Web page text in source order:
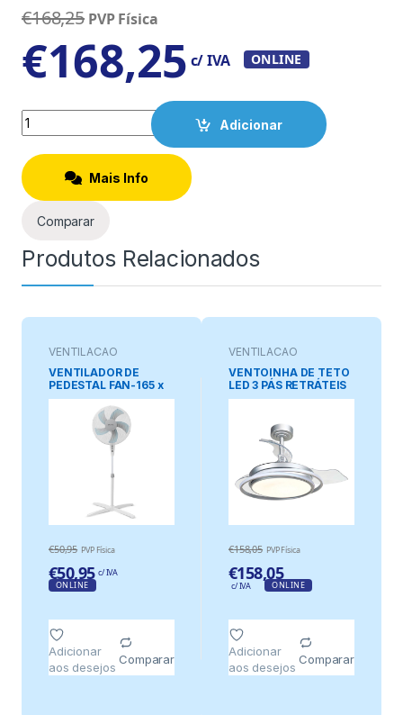
€168,25 PVP Física
€168,25 c/ IVA ONLINE
Quantity
Adicionar
Mais Info
Comparar
Produtos Relacionados
VENTILAÇAO
VENTILADOR DE
PEDESTAL FAN-165 x
50 W Ø40 cm,
BRANCO, 42 x 42 x 121
€50,95 PVP Física
€50,95 c/ IVA
ONLINE
Adicionar
aos desejos
Comparar
VENTILAÇAO
VENTOINHA DE TETO
LED 3 PÁS RETRÁTEIS
ANTILA MINI 40W
PÁS Ø92 cm, APLIQUE
Ø40 cm, ALTURA 38 –
€158,05 PVP Física
€158,05
c/ IVA ONLINE
Adicionar
aos desejos
Comparar